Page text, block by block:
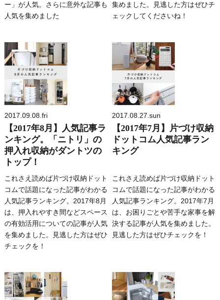
ー」が人気。さらに意外な記事も
人気を集めました
集めました。見逃した方はぜひチ
ェックしてくださいね！
2017.09.08.fri
【2017年8月】人気記事ラ
ンキング。「ニトリ」の
押入れ収納がダントツの
トップ！
これさえ読めば片づけ収納ドット
コムで話題になった記事がわかる
人気記事ランキング。2017年8月
は、押入れやすき間などスペース
の有効活用についての記事が人気
を集めました。見逃した方はぜひ
チェックを！
2017.08.27.sun
【2017年7月】片づけ収納
ドットコム人気記事ラン
キング
これさえ読めば片づけ収納ドット
コムで話題になった記事がわかる
人気記事ランキング。2017年7月
は、お困りごとや苦手な家事を解
決する記事が人気を集めました。
見逃した方はぜひチェックを！